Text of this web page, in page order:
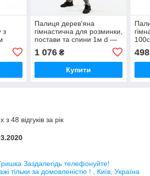
з
Палиця дерев'яна
гімнастична для розминки,
постави та спини 1м d —
1 076₴
Купити
498
48 відгуків за рік
Заздалегiдь телефонуйте!
тiльки за домовленістю ! , Київ, Україна